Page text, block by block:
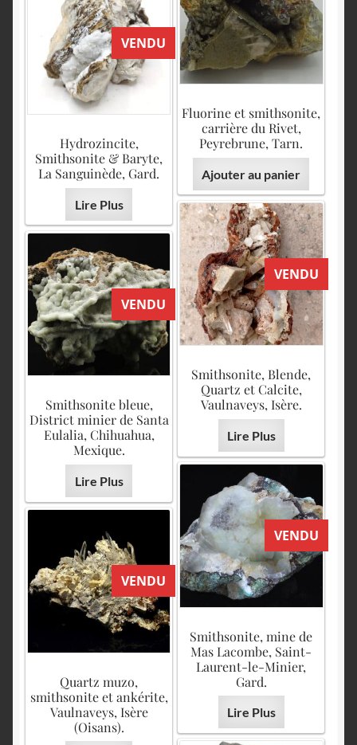
Fluorine et smithsonite,
carrière du Rivet,
Peyrebrune, Tarn.
Ajouter au panier
VENDU
Hydrozincite,
Smithsonite & Baryte,
La Sanguinède, Gard.
Lire Plus
VENDU
Smithsonite, Blende,
Quartz et Calcite,
Vaulnaveys, Isère.
Lire Plus
VENDU
Smithsonite bleue,
District minier de Santa
Eulalia, Chihuahua,
Mexique.
Lire Plus
VENDU
Smithsonite, mine de
Mas Lacombe, Saint-
Laurent-le-Minier,
Gard.
Lire Plus
VENDU
Quartz muzo,
smithsonite et ankérite,
Vaulnaveys, Isère
(Oisans).